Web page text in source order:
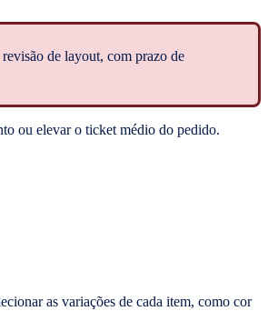
de layout, com prazo de
ou elevar o ticket médio do pedido.
as variações de cada item, como cor